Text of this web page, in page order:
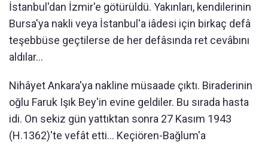
İstanbul'dan İzmir'e götürüldü. Yakınları, kendilerinin
Bursa'ya nakli veya İstanbul'a iâdesi için birkaç defâ
teşebbüse geçtilerse de her defâsında ret cevâbını
aldılar...
Nihâyet Ankara'ya nakline müsaade çıktı. Biraderinin
oğlu Faruk Işık Bey'in evine geldiler. Bu sırada hasta
idi. On sekiz gün yattıktan sonra 27 Kasım 1943
(H.1362)'te vefât etti... Keçiören-Bağlum'a